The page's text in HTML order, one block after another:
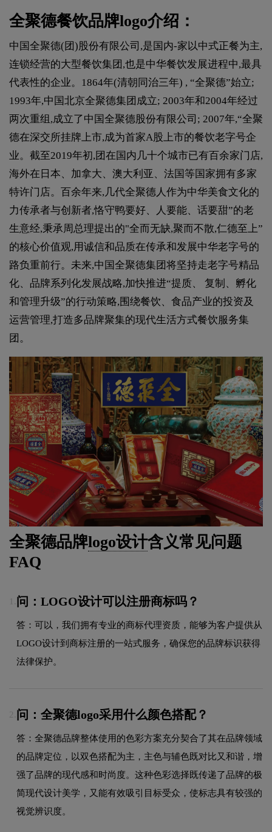
全聚德餐饮品牌logo介绍：
中国全聚德(团)股份有限公司,是国内-家以中式正餐为主,
连锁经营的大型餐饮集团,也是中华餐饮发展进程中,最具
代表性的企业。1864年(清朝同治三年) , “全聚德”始立;
1993年,中国北京全聚德集团成立; 2003年和2004年经过
两次重组,成立了中国全聚德股份有限公司; 2007年,“全聚
德在深交所挂牌上市,成为首家A股上市的餐饮老字号企
业。截至2019年初,团在国内几十个城市已有百余家门店,
海外在日本、加拿大、澳大利亚、法国等国家拥有多家
特许门店。百余年来,几代全聚德人作为中华美食文化的
力传承者与创新者,恪守鸭要好、人要能、话要甜”的老
生意经,秉承周总理提出的"全而无缺,聚而不散,仁德至上”
的核心价值观,用诚信和品质在传承和发展中华老字号的
路负重前行。未来,中国全聚德集团将坚持走老字号精品
化、品牌系列化发展战略,加快推进“提质、 复制、孵化
和管理升级”的行动策略,围绕餐饮、食品产业的投资及
运营管理,打造多品牌聚集的现代生活方式餐饮服务集
团。
全聚德品牌logo设计含义常见问题
FAQ
问：LOGO设计可以注册商标吗？
答：可以，我们拥有专业的商标代理资质，能够为客户提供从
LOGO设计到商标注册的一站式服务，确保您的品牌标识获得
法律保护。
2. 问：全聚德logo采用什么颜色搭配？
答：全聚德品牌整体使用的色彩方案充分契合了其在品牌领域
的品牌定位，以双色搭配为主，主色与辅色既对比又和谐，增
强了品牌的现代感和时尚度。这种色彩选择既传递了品牌的极
简现代设计美学，又能有效吸引目标受众，使标志具有较强的
视觉辨识度。